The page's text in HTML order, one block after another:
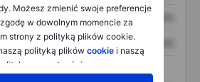
Możesz zmienić swoje preferencje
w dowolnym momencie za
strony z polityką plików cookie.
polityką plików cookiei naszą
polityką
prywatności
XXXXXXX XXXXXXX
XXXXXXX XXXXXXX